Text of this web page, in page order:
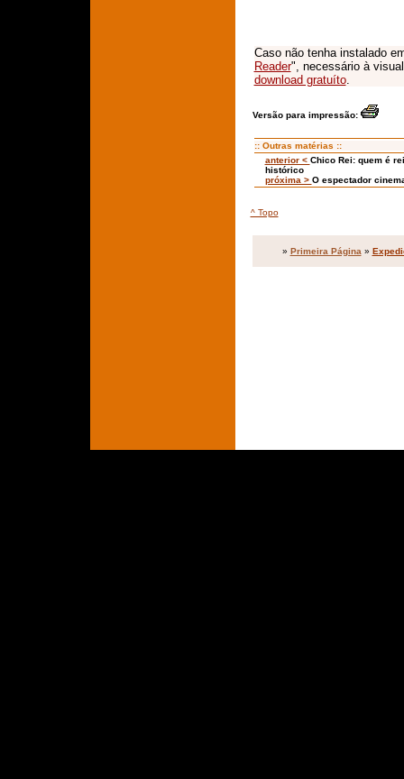
Caso não tenha instalado
Reader", necessário à
download gratuíto.
Versão para impressão:
:: Outras matérias ::
anterior < Chico Rei: quem é
histórico
próxima > O espectador
^ Topo
» Primeira Página »